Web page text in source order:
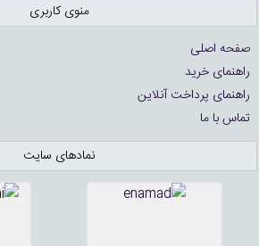
منوی کاربری
صفحه اصلی
راهنمای خرید
راهنمای پرداخت آنلاین
تماس با ما
نمادهای سایت